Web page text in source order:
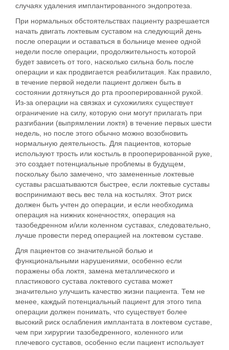
случаях удаления имплантированного эндопротеза.
При нормальных обстоятельствах пациенту разрешается
начать двигать локтевым суставом на следующий день
после операции и оставаться в больнице менее одной
недели после операции, продолжительность которой
будет зависеть от того, насколько сильна боль после
операции и как продвигается реабилитация. Как правило,
в течение первой недели пациент должен быть в
состоянии дотянуться до рта прооперированной рукой.
Из-за операции на связках и сухожилиях существует
ограничение на силу, которую они могут прилагать при
разгибании (выпрямлении локтя) в течение первых шести
недель, но после этого обычно можно возобновить
нормальную деятельность. Для пациентов, которые
используют трость или костыль в прооперированной руке,
это создает потенциальные проблемы в будущем,
поскольку было замечено, что замененные локтевые
суставы расшатываются быстрее, если локтевые суставы
воспринимают весь вес тела на костылях. Этот риск
должен быть учтен до операции, и если необходима
операция на нижних конечностях, операция на
тазобедренном и/или коленном суставах, следовательно,
лучше провести перед операцией на локтевом суставе.
Для пациентов со значительной болью и
функциональными нарушениями, особенно если
поражены оба локтя, замена металлического и
пластикового сустава локтевого сустава может
значительно улучшить качество жизни пациента. Тем не
менее, каждый потенциальный пациент для этого типа
операции должен понимать, что существует более
высокий риск ослабления имплантата в локтевом суставе,
чем при хирургии тазобедренного, коленного или
плечевого суставов, особенно если пациент использует